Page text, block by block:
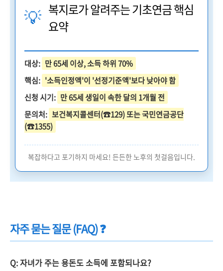
💡 복지로가 알려주는 기초연금 핵심
요약
대상: 만 65세 이상, 소득 하위 70%
핵심: '소득인정액'이 '선정기준액'보다 낮아야 함
신청 시기: 만 65세 생일이 속한 달의 1개월 전
문의처: 보건복지콜센터(☎129) 또는 국민연금공단
(☎1355)
복잡하다고 포기하지 마세요! 든든한 노후의 첫걸음입니다.
자주 묻는 질문 (FAQ) ❓
Q: 자녀가 주는 용돈도 소득에 포함되나요?